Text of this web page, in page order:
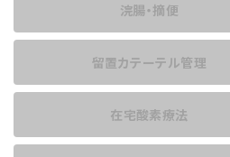
浣腸・摘便
留置カテーテル管理
在宅酸素療法